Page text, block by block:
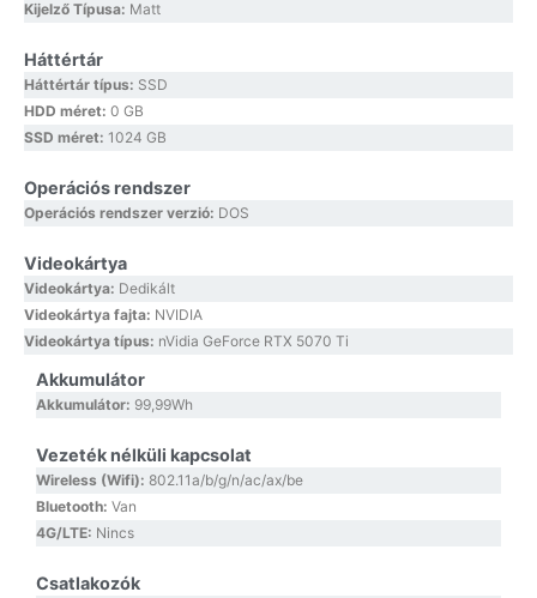
Kijelző Típusa: Matt
Háttértár
Háttértár típus: SSD
HDD méret: 0 GB
SSD méret: 1024 GB
Operációs rendszer
Operációs rendszer verzió: DOS
Videokártya
Videokártya: Dedikált
Videokártya fajta: NVIDIA
Videokártya típus: nVidia GeForce RTX 5070 Ti
Akkumulátor
Akkumulátor: 99,99Wh
Vezeték nélküli kapcsolat
Wireless (Wifi): 802.11a/b/g/n/ac/ax/be
Bluetooth: Van
4G/LTE: Nincs
Csatlakozók